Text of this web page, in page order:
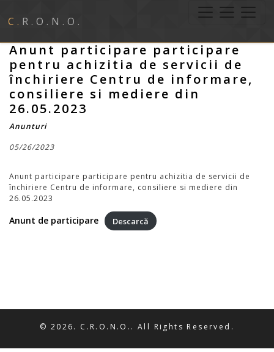
C.R.O.N.O.
Anunt participare participare
pentru achizitia de servicii de
închiriere Centru de informare,
consiliere si mediere din
26.05.2023
Anunturi
05/26/2023
Anunt participare participare pentru achizitia de servicii de
închiriere Centru de informare, consiliere si mediere din
26.05.2023
Anunt de participare Descarcă
© 2026. C.R.O.N.O.. All Rights Reserved.